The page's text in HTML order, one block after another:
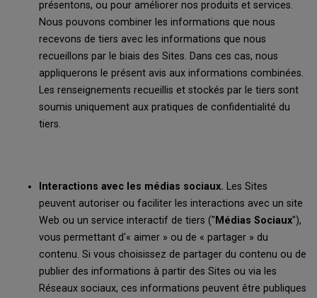
présentons, ou pour améliorer nos produits et services.
Nous pouvons combiner les informations que nous
recevons de tiers avec les informations que nous
recueillons par le biais des Sites. Dans ces cas, nous
appliquerons le présent avis aux informations combinées.
Les renseignements recueillis et stockés par le tiers sont
soumis uniquement aux pratiques de confidentialité du
tiers.
Interactions avec les médias sociaux. Les Sites
peuvent autoriser ou faciliter les interactions avec un site
Web ou un service interactif de tiers (" Médias Sociaux"),
vous permettant d'« aimer » ou de « partager » du
contenu. Si vous choisissez de partager du contenu ou de
publier des informations à partir des Sites ou via les
Réseaux sociaux, ces informations peuvent être publiques